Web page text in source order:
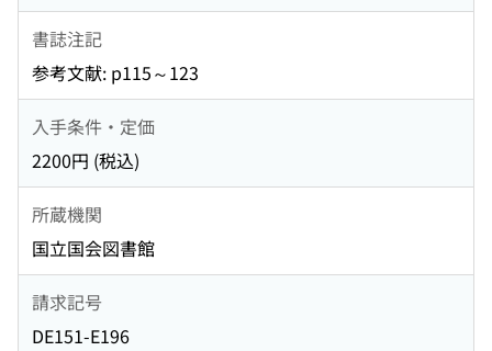
書誌注記
参考文献: p115～123
入手条件・定価
2200円 (税込)
所蔵機関
国立国会図書館
請求記号
DE151-E196